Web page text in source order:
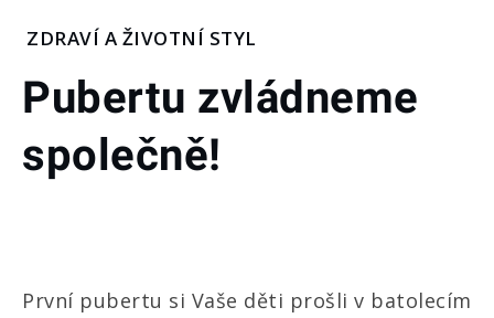
Home
a
životní
styl
Pubertu
ZDRAVÍ A ŽIVOTNÍ STYL
Pubertu zvládneme
společně!
První pubertu si Vaše děti prošli v batolecím